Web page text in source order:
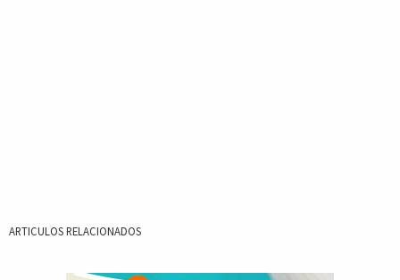
ARTICULOS RELACIONADOS